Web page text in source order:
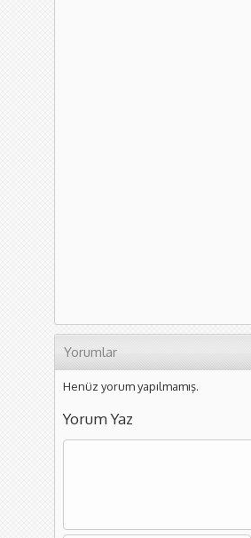
Yorumlar
Henüz yorum yapılmamış.
Yorum Yaz